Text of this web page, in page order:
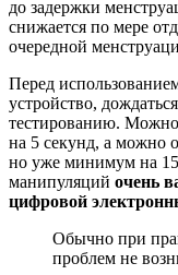
до задержки
снижается по мере
очередной
Перед
устройство,
тестированию.
на 5 секунд, а можно
но уже минимум на
манипуляций очень
цифровой
Обычно при
проблем не